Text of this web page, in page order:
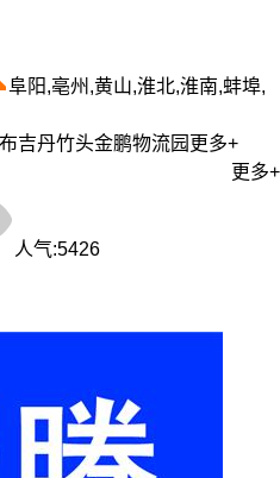
阜阳,亳州,黄山,淮北,淮南,蚌埠,
吉丹竹头金鹏物流园 更多+
更多+
人气:5426